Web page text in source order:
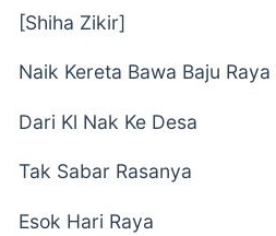
[Shiha Zikir]
Naik Kereta Bawa Baju Raya
Dari Kl Nak Ke Desa
Tak Sabar Rasanya
Esok Hari Raya